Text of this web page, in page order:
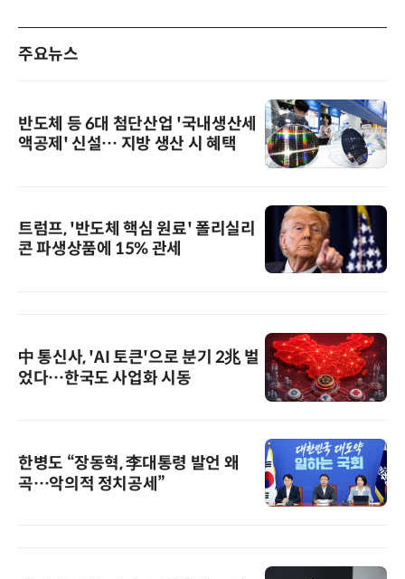
주요뉴스
반도체 등 6대 첨단산업 '국내생산세
액공제' 신설… 지방 생산 시 혜택
트럼프, '반도체 핵심 원료' 폴리실리
콘 파생상품에 15% 관세
中 통신사, 'AI 토큰'으로 분기 2兆 벌
었다…한국도 사업화 시동
한병도 “장동혁, 李대통령 발언 왜
곡…악의적 정치공세”